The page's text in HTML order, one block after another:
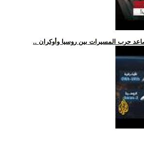
حرب المسيرات بين روسيا وأوكران